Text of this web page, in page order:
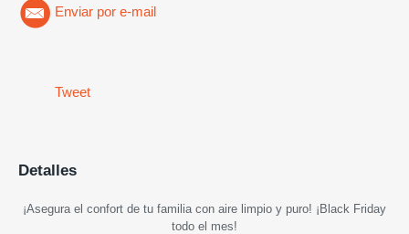
Enviar por e-mail
Tweet
Detalles
¡Asegura el confort de tu familia con aire limpio y puro! ¡Black Friday
todo el mes!